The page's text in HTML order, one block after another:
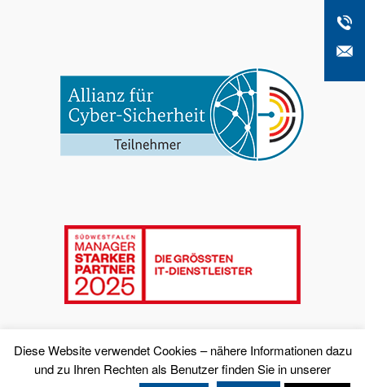
Diese Website verwendet Cookies – nähere Informationen dazu
und zu Ihren Rechten als Benutzer finden Sie in unserer